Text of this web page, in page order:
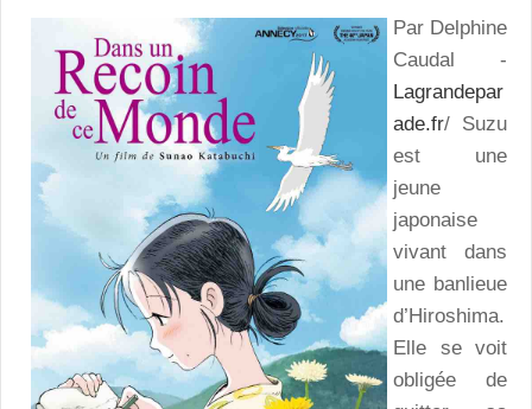
Par Delphine
Caudal -
Lagrandepar
ade.fr/ Suzu
est une
jeune
japonaise
vivant dans
une banlieue
d’Hiroshima.
Elle se voit
obligée de